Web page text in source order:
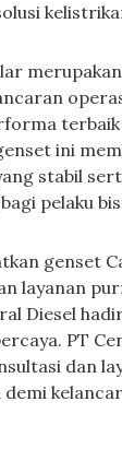
ini
stabil
pelaku
genset
layanan
Diesel
PT
dan